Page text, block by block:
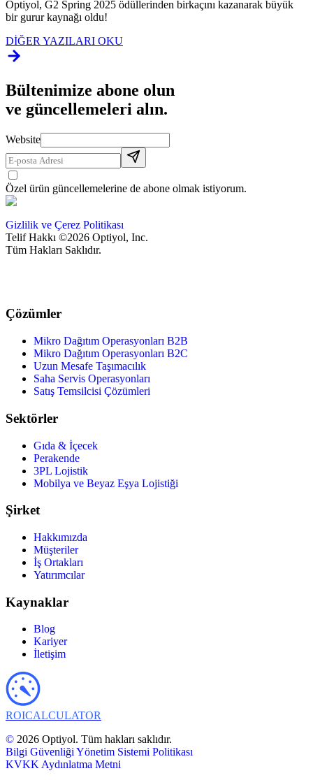
Optiyol, G2 Spring 2025 ödüllerinden birkaçını kazanarak büyük
bir gurur kaynağı oldu!
DİĞER YAZILARI OKU
Bültenimize abone olun
ve güncellemeleri alın.
Website
Özel ürün güncellemelerine de abone olmak istiyorum.
Gizlilik ve Çerez Politikası
Telif Hakkı ©2026 Optiyol, Inc.
Tüm Hakları Saklıdır.
Çözümler
Mikro Dağıtım Operasyonları B2B
Mikro Dağıtım Operasyonları B2C
Uzun Mesafe Taşımacılık
Saha Servis Operasyonları
Satış Temsilcisi Çözümleri
Sektörler
Gıda & İçecek
Perakende
3PL Lojistik
Mobilya ve Beyaz Eşya Lojistiği
Şirket
Hakkımızda
Müşteriler
İş Ortakları
Yatırımcılar
Kaynaklar
Blog
Kariyer
İletişim
ROICALCULATOR
© 2026 Optiyol. Tüm hakları saklıdır.
Bilgi Güvenliği Yönetim Sistemi Politikası
KVKK Aydınlatma Metni